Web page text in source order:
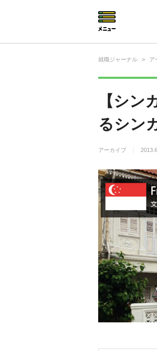
就職ジャーナル > ア
【シン
るシン
アーカイブ
仕事の選び方・
仕事とは？